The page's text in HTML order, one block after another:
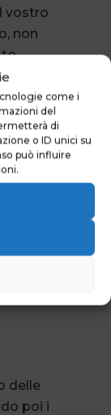
come i
del
di
o ID unici su
può influire
vostro
non
delle
poi i